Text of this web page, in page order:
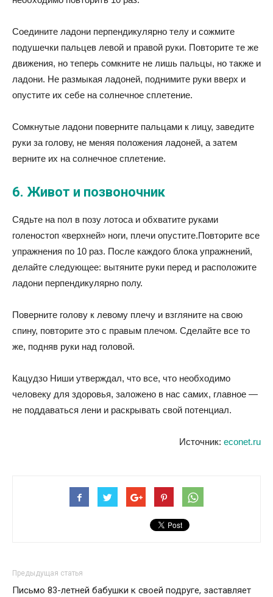
Соедините ладони перпендикулярно телу и сожмите
подушечки пальцев левой и правой руки. Повторите те же
движения, но теперь сомкните не лишь пальцы, но также и
ладони. Не размыкая ладоней, поднимите руки вверх и
опустите их себе на солнечное сплетение.
Сомкнутые ладони поверните пальцами к лицу, заведите
руки за голову, не меняя положения ладоней, а затем
верните их на солнечное сплетение.
6. Живот и позвоночник
Сядьте на пол в позу лотоса и обхватите руками
голеностоп «верхней» ноги, плечи опустите.Повторите все
упражнения по 10 раз. После каждого блока упражнений,
делайте следующее: вытяните руки перед и расположите
ладони перпендикулярно полу.
Поверните голову к левому плечу и взгляните на свою
спину, повторите это с правым плечом. Сделайте все то
же, подняв руки над головой.
Кацудзо Ниши утверждал, что все, что необходимо
человеку для здоровья, заложено в нас самих, главное —
не поддаваться лени и раскрывать свой потенциал.
Источник: econet.ru
Предыдущая статья
Письмо 83-летней бабушки к своей подруге, заставляет